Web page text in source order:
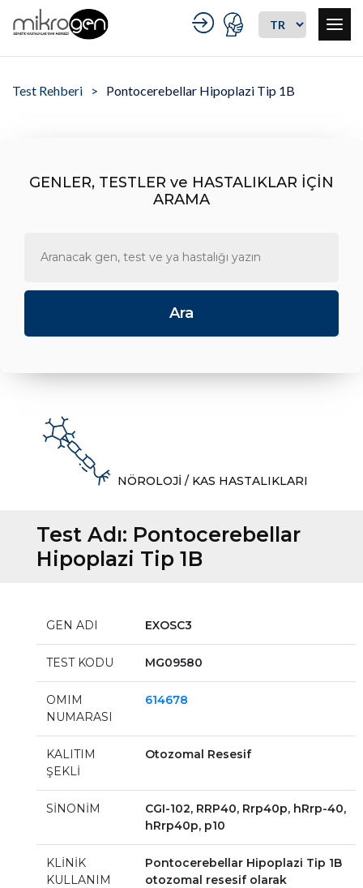
Test Rehberi Pontocerebellar Hipoplazi Tip 1B
GENLER, TESTLER ve HASTALIKLAR İÇİN
ARAMA
NÖROLOJİ / KAS HASTALIKLARI
Test Adı: Pontocerebellar
Hipoplazi Tip 1B
GEN ADI EXOSC3
TEST KODU MG09580
OMIM
NUMARASI
614678
KALITIM
ŞEKLİ
Otozomal Resesif
SİNONİM
CGI-102, RRP40, Rrp40p, hRrp-40,
hRrp40p, p10
KLİNİK
KULLANIM
Pontocerebellar Hipoplazi Tip 1B
otozomal resesif olarak